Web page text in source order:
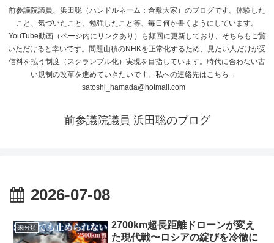
前参議院議員、浜田聡（ハンドルネーム：倉敷大家）のブログです。体験した
こと、気づいたこと、勉強したこと等、毎日何か書くようにしています。
YouTube動画（ページ内にリンクあり）も頻回に更新しており、そちらもご覧
いただけると幸いです。問題山積のNHKを正常化するため、見たい人だけが受
信料を払う制度（スクランブル化）実現を目指しています。時代に合わない古
い規制の改革を進めていきたいです。私への連絡先はこちら→
satoshi_hamada@hotmail.com
前参議院議員 浜田聡のブログ
2026-07-08
未分類
2700km超長距離ドローンが変え
た現代戦〜ロシアの綻びを冷徹に